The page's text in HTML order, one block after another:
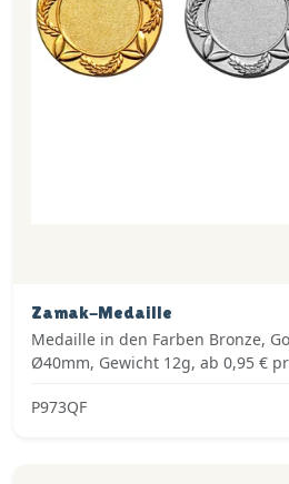
Zamak-Medaille
Medaille in den Farben Bronze,
Ø40mm, Gewicht 12g, ab 0,95 €
P973QF